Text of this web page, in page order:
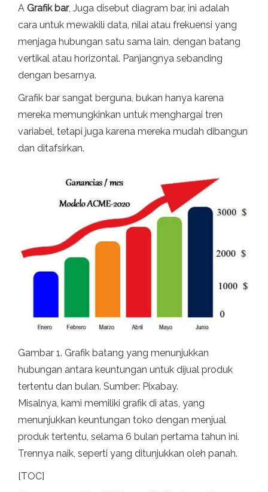
A Grafik bar, Juga disebut diagram bar, ini adalah
cara untuk mewakili data, nilai atau frekuensi yang
menjaga hubungan satu sama lain, dengan batang
vertikal atau horizontal. Panjangnya sebanding
dengan besarnya.
Grafik bar sangat berguna, bukan hanya karena
mereka memungkinkan untuk menghargai tren
variabel, tetapi juga karena mereka mudah dibangun
dan ditafsirkan.
Gambar 1. Grafik batang yang menunjukkan
hubungan antara keuntungan untuk dijual produk
tertentu dan bulan. Sumber: Pixabay.
Misalnya, kami memiliki grafik di atas, yang
menunjukkan keuntungan toko dengan menjual
produk tertentu, selama 6 bulan pertama tahun ini.
Trennya naik, seperti yang ditunjukkan oleh panah.
[TOC]